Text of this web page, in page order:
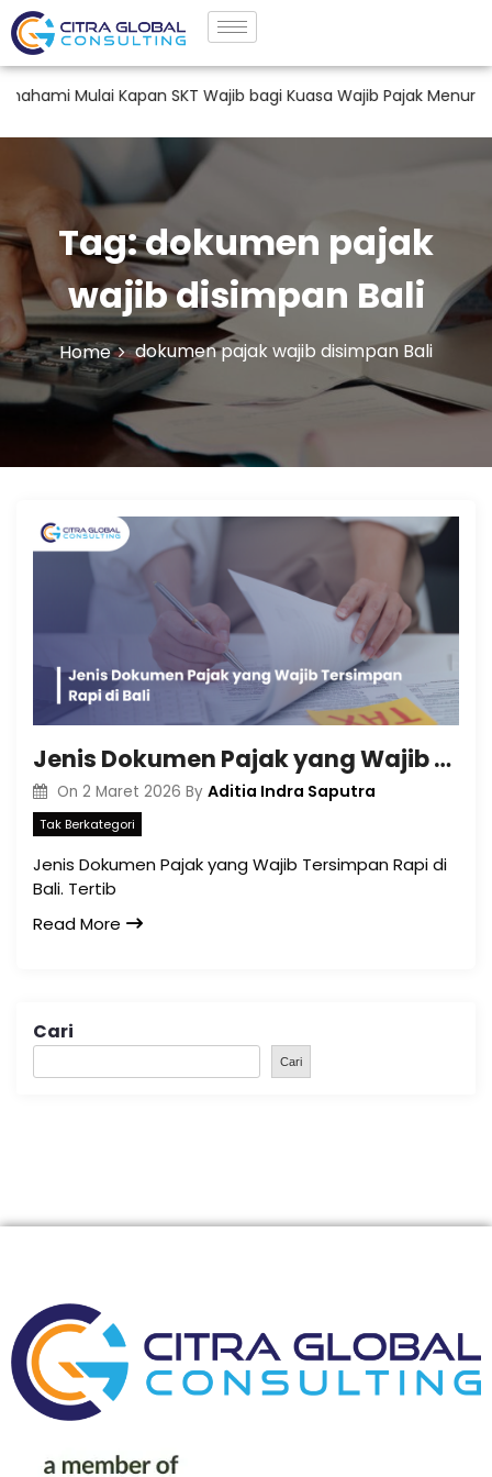
Mulai Kapan SKT Wajib bagi Kuasa Wajib Pajak Menurut
Tag:dokumen pajak
wajib disimpan Bali
Home dokumen pajak wajib disimpan Bali
Jenis Dokumen Pajak yang Wajib Tersimpan Rapi di Bali
On 2 Maret 2026 By Aditia Indra Saputra
Tak Berkategori
Jenis Dokumen Pajak yang Wajib Tersimpan Rapi di
Bali. Tertib
Read More
Cari
Cari